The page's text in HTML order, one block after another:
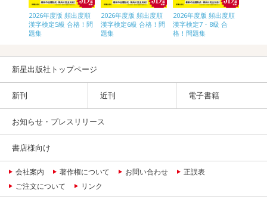
2026年度版 頻出度順
漢字検定5級 合格！問
題集
2026年度版 頻出度順
漢字検定6級 合格！問
題集
2026年度版 頻出度順
漢字検定7・8級 合
格！問題集
新星出版社トップページ
新刊 近刊 電子書籍
お知らせ・プレスリリース
書店様向け
会社案内 著作権について お問い合わせ
正誤表
ご注文について
リンク